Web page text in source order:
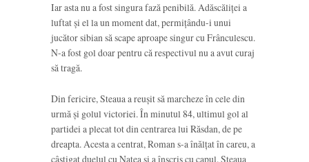
Iar asta nu a fost singura fază penibilă. Adăscăliței a
luftat și el la un moment dat, permițându-i unui
jucător sibian să scape aproape singur cu Frânculescu.
N-a fost gol doar pentru că respectivul nu a avut curaj
să tragă.
Din fericire, Steaua a reușit să marcheze în cele din
urmă și golul victoriei. În minutul 84, ultimul gol al
partidei a plecat tot din centrarea lui Răsdan, de pe
dreapta. Acesta a centrat, Roman s-a înălțat în careu, a
câștigat duelul cu Natea și a înscris cu capul. Steaua